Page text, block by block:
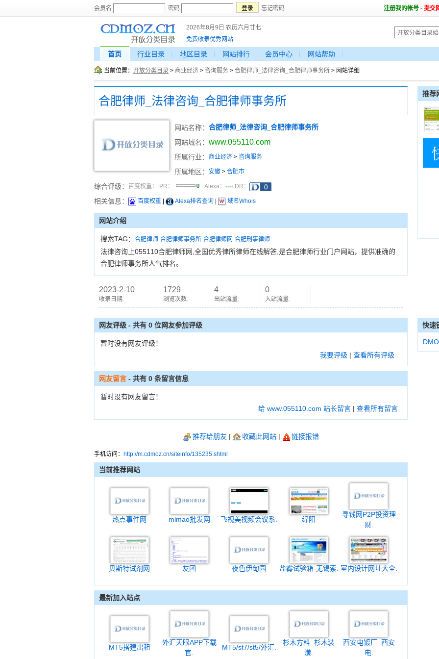
会员名 密码 忘记密码 注册我的帐号 - 提交
2026年8月9日 农历六月廿七
免费收录优秀网站
首页 行业目录 地区目录 网站排行 会员中心 网站帮助
当前位置： 开放分类目录 > 商业经济 > 咨询服务 > 合肥律师_法律咨询_合肥律师事务所 > 网站详细
合肥律师_法律咨询_合肥律师事务所
网站名称： 合肥律师_法律咨询_合肥律师事务所
网站域名： www.055110.com
所属行业： 商业经济 > 咨询服务
所属地区： 安徽 > 合肥市
综合评级： 百度权重： PR： Alexa： ---- DR：
相关信息： 百度权重 Alexa排名查询 域名Whois
网站介绍
搜索TAG： 合肥律师 合肥律师事务所 合肥律师网 合肥刑事律师
法律咨询上055110合肥律师网,全国优秀律所律师在线解答,是合肥律师行业门户网站，提供准确的
合肥律师事务所人气排名。
2023-2-10
收录日期:
1729
浏览次数:
4
出站流量:
0
入站流量:
推荐
网友评级 - 共有 0 位网友参加评级
暂时没有网友评级！
我要评级 | 查看所有评级
网友留言 - 共有 0 条留言信息
暂时没有网友留言！
给 www.055110.com 站长留言 | 查看所有留言
推荐给朋友 | 收藏此网站| 链接报错
手机访问： http://m.cdmoz.cn/siteinfo/135235.shtml
当前推荐网站
热点事件网 mlmao批发网 飞视美视频会议系. 绵阳
寻钱网P2P投资理
财.
贝斯特试剂网 友团 夜色伊甸园 盐雾试验箱-无锡索. 室内设计网址大全.
最新加入站点
MT5搭建出租
外汇天眼APP下载
官.
MT5/st7/st5/外汇.
杉木方料_杉木装
潢.
西安电镀厂_西安
电.
快速